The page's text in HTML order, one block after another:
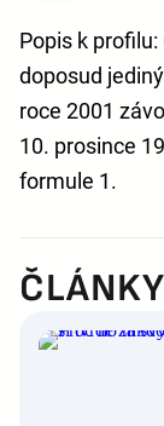
Popis k
doposud
roce 2001
10. prosince
formule 1.